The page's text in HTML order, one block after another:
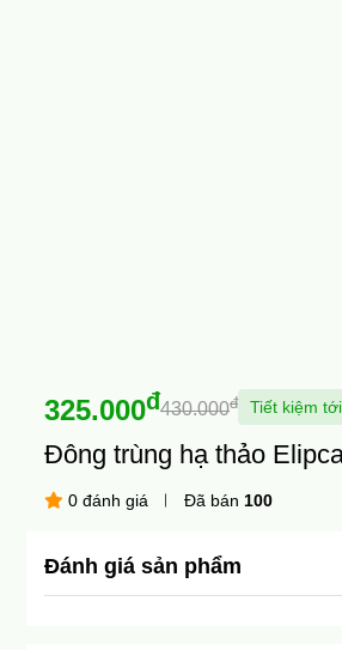
325.000đ430.000đ Tiết kiệm
Đông trùng hạ thảo
0 đánh giá Đã bán 100
Đánh giá sản phẩm